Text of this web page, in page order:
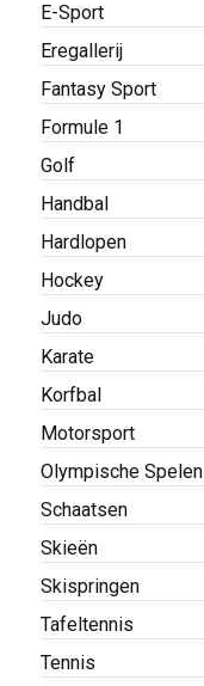
E-Sport
Eregallerij
Fantasy Sport
Formule 1
Golf
Handbal
Hardlopen
Hockey
Judo
Karate
Korfbal
Motorsport
Olympische Spelen
Schaatsen
Skieën
Skispringen
Tafeltennis
Tennis